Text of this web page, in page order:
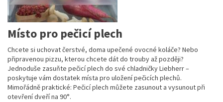
Místo pro pečicí plech
Chcete si uchovat čerstvé, doma upečené ovocné koláče? Nebo
připravenou pizzu, kterou chcete dát do trouby až později?
Jednoduše zasuňte pečicí plech do své chladničky Liebherr –
poskytuje vám dostatek místa pro uložení pečicích plechů.
Mimořádně praktické: Pečicí plech můžete zasunout a vysunout při
otevření dveří na 90°.